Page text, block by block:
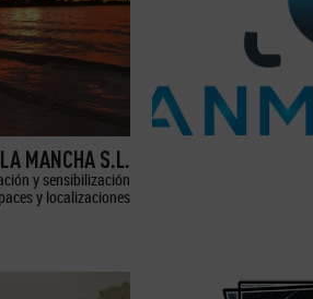
MANCHA S.L.
y sensibilización
y localizaciones